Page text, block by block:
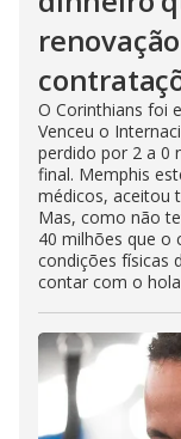
O Corinthians foi
Venceu o
perdido por 2 a 0
final. Memphis
médicos, aceitou
Mas, como não
40 milhões que o
condições físicas
contar com o